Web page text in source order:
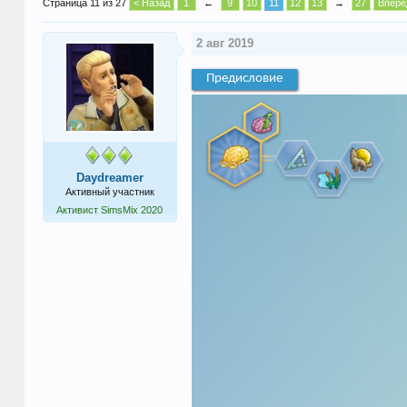
Страница 11 из 27 < Назад 1 ← 9 10 11 12 13 → 27
Daydreamer
Активный участник
Активист SimsMix 2020
2 авг 2019
Предисловие